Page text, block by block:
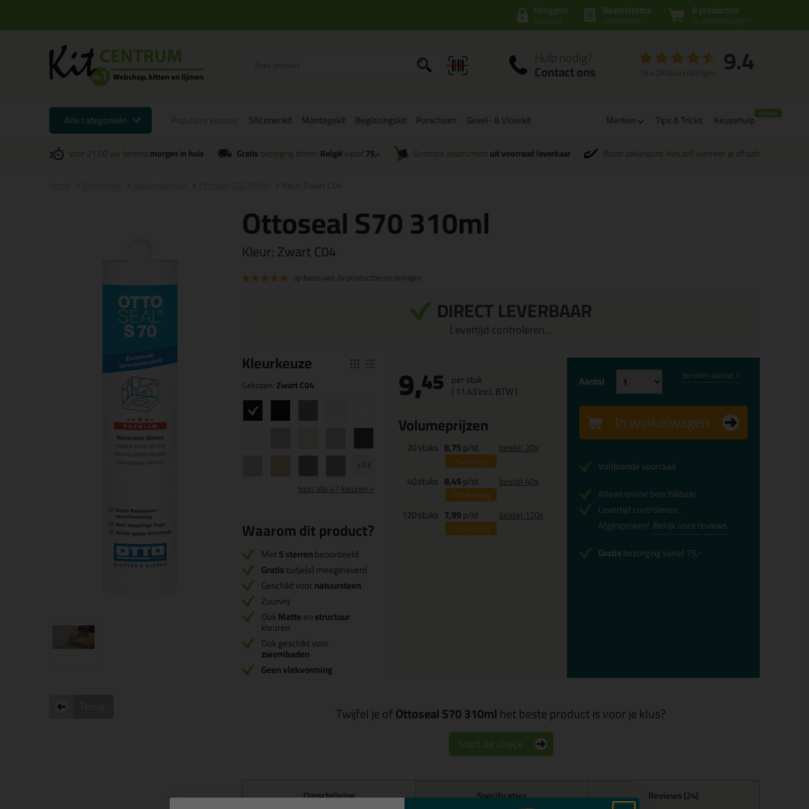
0 producten
in winkelwagen
Bestelstatus
controleren
Inloggen
account
Hulp nodig?
Contact ons 9.4
16.428 beoordelingen
Alle categorieën Siliconenkit Montagekit Beglazingskit Purschuim Gevel- & Vloerkit Merken Tips & Tricks Keuzehulp
Voor 21:00 uur besteldmorgen in huis Gratisbezorging binnenBelgiëvanaf 75,- Grootste assortiment uit voorraad leverbaar Bpost pakjespunt: kies zelf wanneer je afhaalt
Kleur: Zwart C04
Ottoseal S70 310ml
Kleur:Zwart C04
op basis van 24 productbeoordelingen
DIRECT LEVERBAAR
Levertijd controleren...
Kleurkeuze
Gekozen:Zwart C04
+33
toonalle 47 kleuren >
Waarom dit product?
Met5 sterrenbeoordeeld
Gratistuitje(s) meegeleverd
Geschikt voornatuursteen
Zuurvrij
OokMatteenstructuur
kleuren
Ook geschikt voor
zwembaden
Geen vlekvorming
9,45 per stuk
( 11,43incl. BTW )
Volumeprijzen
20stuks 8,75p/st
7%korting
bestel 20x
40stuks 8,45p/st
11%korting
bestel 40x
120stuks 7,99p/st
15%korting
bestel 120x
Aantal bereken aantal >
In winkelwagen
Voldoende voorraad
Alleen online beschikbaar
Levertijd controleren...
Afgesproken! Bekijk onze reviews
Gratisbezorging vanaf 75,-
Twijfel je ofOttoseal S70 310mlhet beste product is voor je klus?
Start de check
Omschrijving Specificaties Reviews (24)